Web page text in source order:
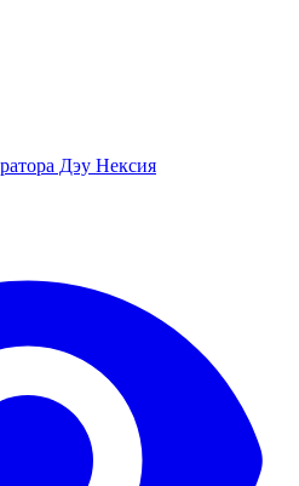
Дэу Нексия